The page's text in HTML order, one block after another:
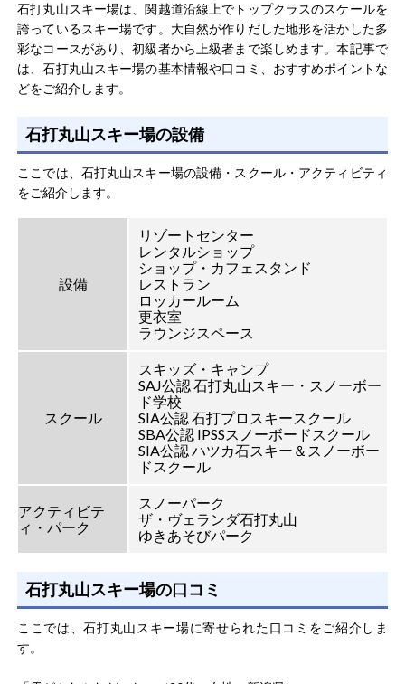
石打丸山スキー場は、関越道沿線上でトップクラスのスケールを
誇っているスキー場です。大自然が作りだした地形を活かした多
彩なコースがあり、初級者から上級者まで楽しめます。本記事で
は、石打丸山スキー場の基本情報や口コミ、おすすめポイントな
どをご紹介します。
石打丸山スキー場の設備
ここでは、石打丸山スキー場の設備・スクール・アクティビティ
をご紹介します。
設備
リゾートセンター
レンタルショップ
ショップ・カフェスタンド
レストラン
ロッカールーム
更衣室
ラウンジスペース
スクール
スキッズ・キャンプ
SAJ公認 石打丸山スキー・スノーボー
ド学校
SIA公認 石打プロスキースクール
SBA公認 IPSSスノーボードスクール
SIA公認 ハツカ石スキー＆スノーボー
ドスクール
アクティビテ
ィ・パーク
スノーパーク
ザ・ヴェランダ石打丸山
ゆきあそびパーク
石打丸山スキー場の口コミ
ここでは、石打丸山スキー場に寄せられた口コミをご紹介しま
す。